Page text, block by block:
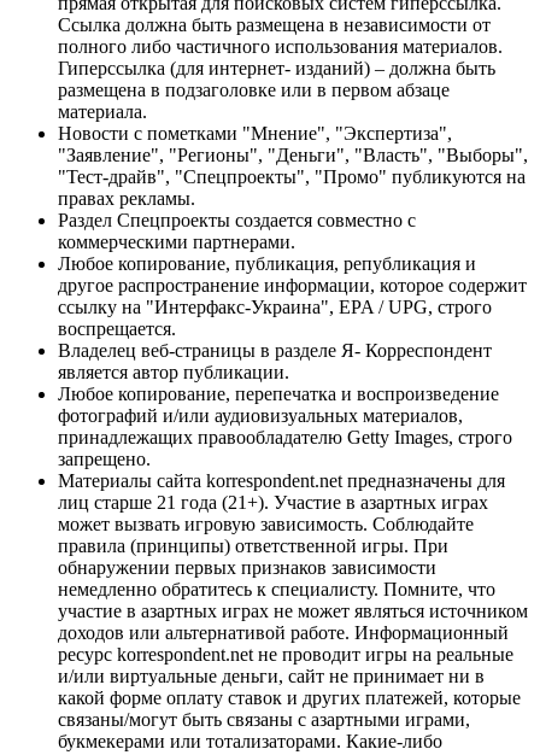
Ссылка должна быть размещена в независимости от
полного либо частичного использования материалов.
Гиперссылка (для интернет- изданий) – должна быть
размещена в подзаголовке или в первом абзаце
материала.
Новости с пометками "Мнение", "Экспертиза",
"Заявление", "Регионы", "Деньги", "Власть", "Выборы",
"Тест-драйв", "Спецпроекты", "Промо" публикуются на
правах рекламы.
Раздел Спецпроекты создается совместно с
коммерческими партнерами.
Любое копирование, публикация, републикация и
другое распространение информации, которое содержит
ссылку на "Интерфакс-Украина", EPA / UPG, строго
воспрещается.
Владелец веб-страницы в разделе Я- Корреспондент
является автор публикации.
Любое копирование, перепечатка и воспроизведение
фотографий и/или аудиовизуальных материалов,
принадлежащих правообладателю Getty Images, строго
запрещено.
Материалы сайта korrespondent.net предназначены для
лиц старше 21 года (21+). Участие в азартных играх
может вызвать игровую зависимость. Соблюдайте
правила (принципы) ответственной игры. При
обнаружении первых признаков зависимости
немедленно обратитесь к специалисту. Помните, что
участие в азартных играх не может являться источником
доходов или альтернативой работе. Информационный
ресурс korrespondent.net не проводит игры на реальные
и/или виртуальные деньги, сайт не принимает ни в
какой форме оплату ставок и других платежей, которые
связаны/могут быть связаны с азартными играми,
букмекерами или тотализаторами. Какие-либо